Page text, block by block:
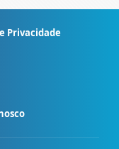
Privacidade